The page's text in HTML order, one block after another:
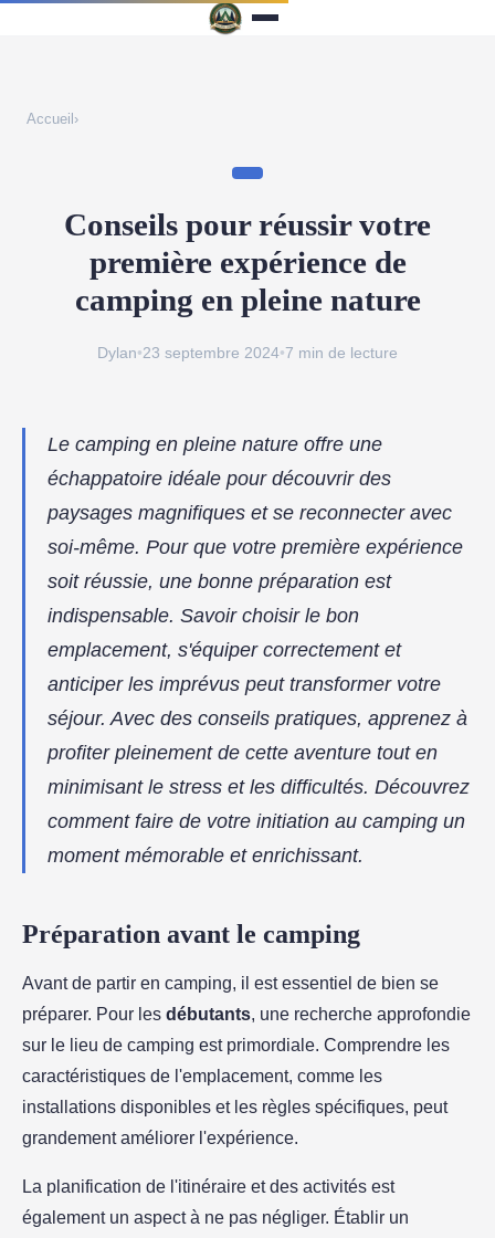
Accueil ›
Conseils pour réussir votre
première expérience de
camping en pleine nature
Dylan•23 septembre 2024•7 min de lecture
Le camping en pleine nature offre une
échappatoire idéale pour découvrir des
paysages magnifiques et se reconnecter avec
soi-même. Pour que votre première expérience
soit réussie, une bonne préparation est
indispensable. Savoir choisir le bon
emplacement, s'équiper correctement et
anticiper les imprévus peut transformer votre
séjour. Avec des conseils pratiques, apprenez à
profiter pleinement de cette aventure tout en
minimisant le stress et les difficultés. Découvrez
comment faire de votre initiation au camping un
moment mémorable et enrichissant.
Préparation avant le camping
Avant de partir en camping, il est essentiel de bien se
préparer. Pour les débutants, une recherche approfondie
sur le lieu de camping est primordiale. Comprendre les
caractéristiques de l'emplacement, comme les
installations disponibles et les règles spécifiques, peut
grandement améliorer l'expérience.
La planification de l'itinéraire et des activités est
également un aspect à ne pas négliger. Établir un